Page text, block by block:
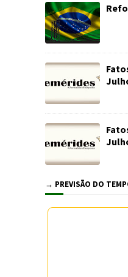
→ PREVISÃO DO